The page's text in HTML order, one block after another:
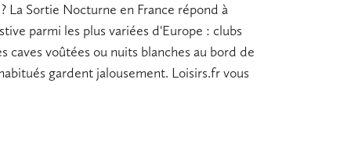
La Sortie Nocturne en France répond à
parmi les plus variées d'Europe : clubs
caves voûtées ou nuits blanches au bord de
gardent jalousement. Loisirs.fr vous